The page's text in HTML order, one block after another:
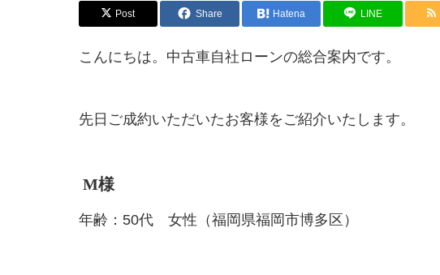
Post Share Hatena LINE
こんにちは。中古車自社ローンの総合案内です。
先日ご成約いただいたお客様をご紹介いたします。
M様
年齢：50代 女性（福岡県福岡市博多区）